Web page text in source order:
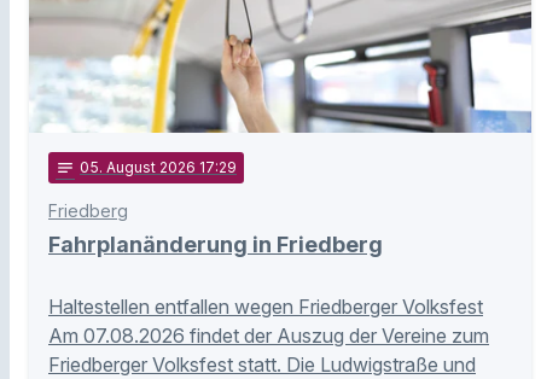
notes 05. August 2026 17:29
Friedberg
Fahrplanänderung in Friedberg
Haltestellen entfallen wegen Friedberger Volksfest
Am 07.08.2026 findet der Auszug der Vereine zum
Friedberger Volksfest statt. Die Ludwigstraße und